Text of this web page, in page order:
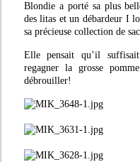
Blondie a porté sa plus
des litas et un débardeur I
sa précieuse collection de
Elle pensait qu’il
regagner la grosse
débrouiller!